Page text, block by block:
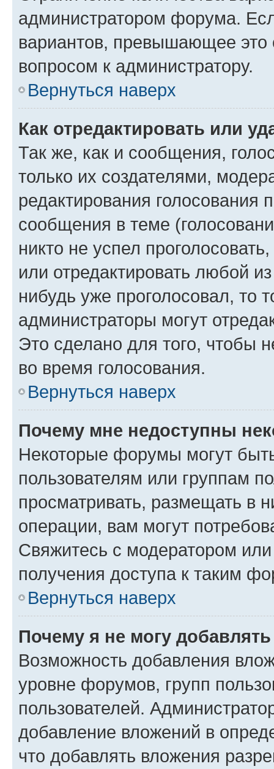
администратором форума.
вариантов, превышающее это
вопросом к администратору.
Вернуться наверх
Как отредактировать или
Так же, как и сообщения,
только их создателями,
редактирования голосования
сообщения в теме
никто не успел
или отредактировать любой
нибудь уже проголосовал, то
администраторы могут
Это сделано для того, чтобы
во время голосования.
Вернуться наверх
Почему мне недоступны
Некоторые форумы могут
пользователям или группам
просматривать, размещать в
операции, вам могут
Свяжитесь с модератором
получения доступа к таким
Вернуться наверх
Почему я не могу
Возможность добавления
уровне форумов, групп
пользователей.
добавление вложений в
что добавлять вложения